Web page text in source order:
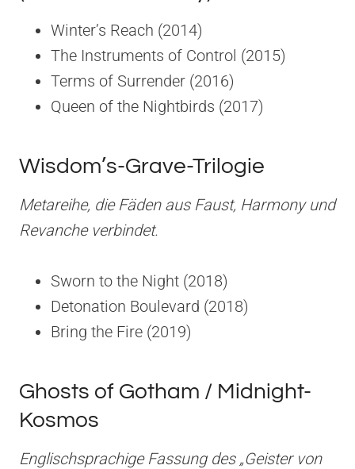
Winter’s Reach (2014)
The Instruments of Control (2015)
Terms of Surrender (2016)
Queen of the Nightbirds (2017)
Wisdom’s-Grave-Trilogie
Metareihe, die Fäden aus Faust, Harmony und
Revanche verbindet.
Sworn to the Night (2018)
Detonation Boulevard (2018)
Bring the Fire (2019)
Ghosts of Gotham / Midnight-
Kosmos
Englischsprachige Fassung des „Geister von